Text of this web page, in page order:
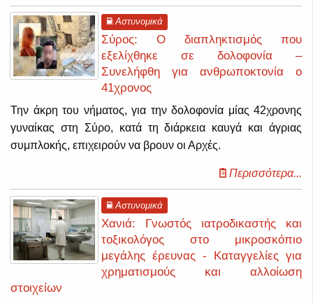
Αστυνομικά
Σύρος: Ο διαπληκτισμός που
εξελίχθηκε σε δολοφονία –
Συνελήφθη για ανθρωποκτονία ο
41χρονος
Την άκρη του νήματος, για την δολοφονία μίας 42χρονης
γυναίκας στη Σύρο, κατά τη διάρκεια καυγά και άγριας
συμπλοκής, επιχειρούν να βρουν οι Αρχές.
Περισσότερα...
Αστυνομικά
Χανιά: Γνωστός ιατροδικαστής και
τοξικολόγος στο μικροσκόπιο
μεγάλης έρευνας - Καταγγελίες για
χρηματισμούς και αλλοίωση
στοιχείων